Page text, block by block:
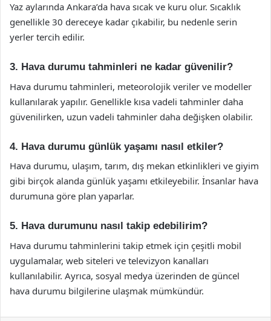
Yaz aylarında Ankara’da hava sıcak ve kuru olur. Sıcaklık
genellikle 30 dereceye kadar çıkabilir, bu nedenle serin
yerler tercih edilir.
3. Hava durumu tahminleri ne kadar güvenilir?
Hava durumu tahminleri, meteorolojik veriler ve modeller
kullanılarak yapılır. Genellikle kısa vadeli tahminler daha
güvenilirken, uzun vadeli tahminler daha değişken olabilir.
4. Hava durumu günlük yaşamı nasıl etkiler?
Hava durumu, ulaşım, tarım, dış mekan etkinlikleri ve giyim
gibi birçok alanda günlük yaşamı etkileyebilir. İnsanlar hava
durumuna göre plan yaparlar.
5. Hava durumunu nasıl takip edebilirim?
Hava durumu tahminlerini takip etmek için çeşitli mobil
uygulamalar, web siteleri ve televizyon kanalları
kullanılabilir. Ayrıca, sosyal medya üzerinden de güncel
hava durumu bilgilerine ulaşmak mümkündür.